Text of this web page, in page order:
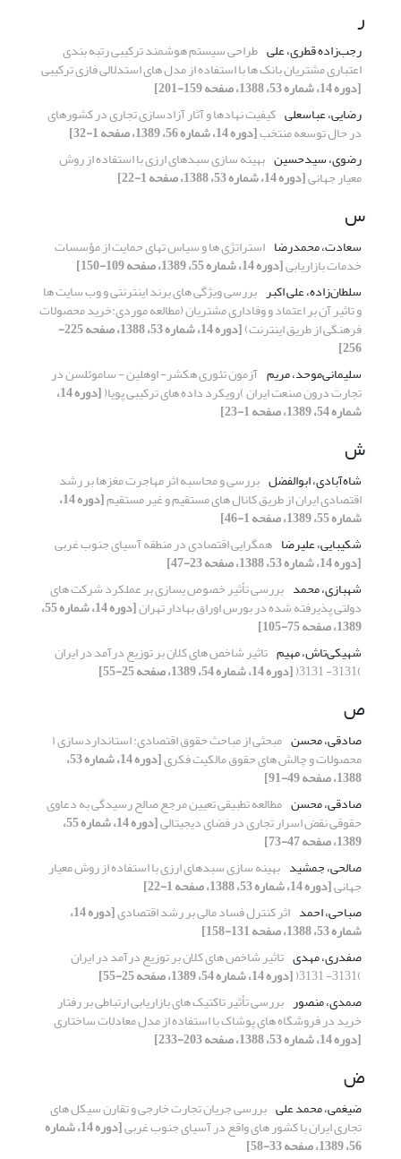
ر
رجب‌زاده قطری، علی طراحی سیستم هوشمند ترکیبی رتبه بندی
اعتباری مشتریان بانک ها با استفاده از مدل های استدلالی فازی ترکیبی
[دوره 14، شماره 53، 1388، صفحه 159-201]
رضایی، عباسعلی کیفیت نهادها و آثار آزادسازی تجاری در کشورهای
در حال توسعه منتخب[دوره 14، شماره 56، 1389، صفحه 1-32]
رضوی، سیدحسین بهینه سازی سبدهای ارزی با استفاده از روش
معیار جهانی[دوره 14، شماره 53، 1388، صفحه 1-22]
س
سعادت، محمدرضا استراتژی ها و سیاس تهای حمایت از مؤسسات
خدمات بازاریابی[دوره 14، شماره 55، 1389، صفحه 109-150]
سلطان‌زاده، علی اکبر بررسی ویژگی های برند اینترنتی و وب سایت ها
و تاثیر آن بر اعتماد و وفاداری مشتریان (مطالعه موردی:خرید محصولات
فرهنگی از طریق اینترنت) [دوره 14، شماره 53، 1388، صفحه 225-
256]
سلیمانی‌موحد، مریم آزمون تئوری هکشر- اوهلین - ساموئلسن در
تجارت درون صنعت ایران )رویکرد داده های ترکیبی پویا( [دوره 14،
شماره 54، 1389، صفحه 1-23]
ش
شاه‌آبادی، ابوالفضل بررسی و محاسبه اثر مهاجرت مغزها بر رشد
اقتصادی ایران از طریق کانال های مستقیم و غیر مستقیم [دوره 14،
شماره 55، 1389، صفحه 1-46]
شکیبایی، علیرضا همگرایی اقتصادی در منطقه آسیای جنوب غربی
[دوره 14، شماره 53، 1388، صفحه 23-47]
شهبازی، محمد بررسی تأثیر خصوص یسازی بر عملکرد شرکت های
دولتی پذیرفته شده در بورس اوراق بهادار تهران [دوره 14، شماره 55،
1389، صفحه 75-105]
شهیکی‌تاش، مهیم تاثیر شاخص های کلان بر توزیع درآمد در ایران
)3131- 3131( [دوره 14، شماره 54، 1389، صفحه 25-55]
ص
صادقی، محسن مبحثی از مباحث حقوق اقتصادی: استانداردسازی ١
محصولات و چالش های حقوق مالکیت فکری [دوره 14، شماره 53،
1388، صفحه 49-91]
صادقی، محسن مطالعه تطبیقی تعیین مرجع صالح رسیدگی به دعاوی
حقوقی نقض اسرار تجاری در فضای دیجیتالی [دوره 14، شماره 55،
1389، صفحه 47-73]
صالحی، جمشید بهینه سازی سبدهای ارزی با استفاده از روش معیار
جهانی[دوره 14، شماره 53، 1388، صفحه 1-22]
صباحی، احمد اثر کنترل فساد مالی بر رشد اقتصادی [دوره 14،
شماره 53، 1388، صفحه 131-158]
صفدری، مهدی تاثیر شاخص های کلان بر توزیع درآمد در ایران
)3131- 3131(
[دوره 14، شماره 54، 1389، صفحه 25-55]
صمدی، منصور بررسی تأثیر تاکتیک های بازاریابی ارتباطی بر رفتار
خرید در فروشگاه های پوشاک با استفاده از مدل معادلات ساختاری
[دوره 14، شماره 53، 1388، صفحه 203-233]
ض
ضیغمی، محمد علی بررسی جریان تجارت خارجی و تقارن سیکل های
تجاری ایران با کشور های واقع در آسیای جنوب غربی [دوره 14، شماره
56، 1389، صفحه 33-58]